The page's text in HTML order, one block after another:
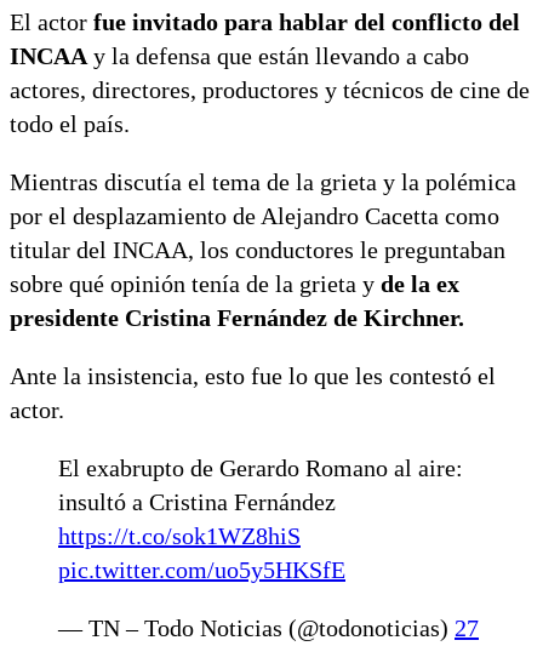
El actor fue invitado para hablar del conflicto del
INCAA y la defensa que están llevando a cabo
actores, directores, productores y técnicos de cine de
todo el país.
Mientras discutía el tema de la grieta y la polémica
por el desplazamiento de Alejandro Cacetta como
titular del INCAA, los conductores le preguntaban
sobre qué opinión tenía de la grieta y de la ex
presidente Cristina Fernández de Kirchner.
Ante la insistencia, esto fue lo que les contestó el
actor.
El exabrupto de Gerardo Romano al aire:
insultó a Cristina Fernández
https://t.co/sok1WZ8hiS
pic.twitter.com/uo5y5HKSfE
— TN – Todo Noticias (@todonoticias) 27